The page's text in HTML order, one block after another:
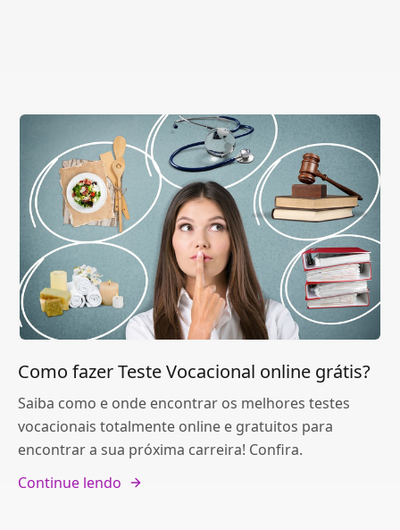
Como fazer Teste Vocacional online grátis?
Saiba como e onde encontrar os melhores testes
vocacionais totalmente online e gratuitos para
encontrar a sua próxima carreira! Confira.
Continue lendo